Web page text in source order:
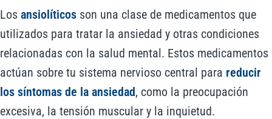
Los ansiolíticos son una clase de medicamentos que
utilizados para tratar la ansiedad y otras condiciones
relacionadas con la salud mental. Estos medicamentos
actúan sobre tu sistema nervioso central para reducir
los síntomas de la ansiedad, como la preocupación
excesiva, la tensión muscular y la inquietud.